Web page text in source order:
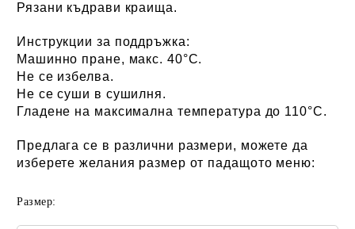
Рязани къдрави краища.
Инструкции за поддръжка:
Машинно пране, макс. 40°C.
Не се избелва.
Не се суши в сушилня.
Гладене на максимална температура до 110°C.
Предлага се в различни размери, можете да
изберете желания размер от падащото меню:
Размер: